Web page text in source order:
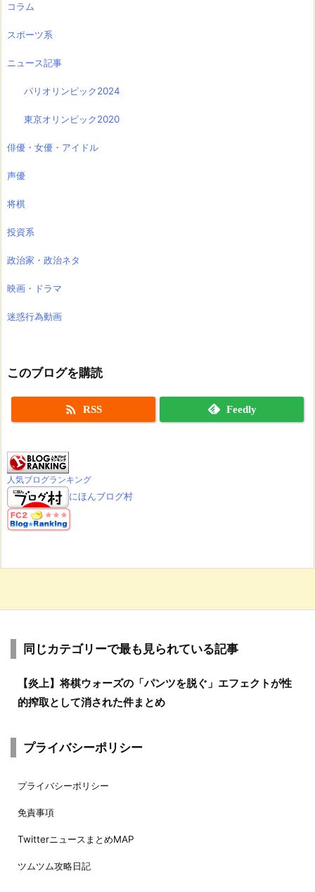
コラム
スポーツ系
ニュース記事
パリオリンピック2024
東京オリンピック2020
俳優・女優・アイドル
声優
将棋
投資系
政治家・政治ネタ
映画・ドラマ
迷惑行為動画
このブログを購読
 RSS Feedly
人気ブログランキング
にほんブログ村
同じカテゴリーで最も見られている記事
【炎上】将棋ウォーズの「パンツを脱ぐ」エフェクトが性
的搾取として消された件まとめ
プライバシーポリシー
プライバシーポリシー
免責事項
TwitterニュースまとめMAP
ツムツム攻略日記